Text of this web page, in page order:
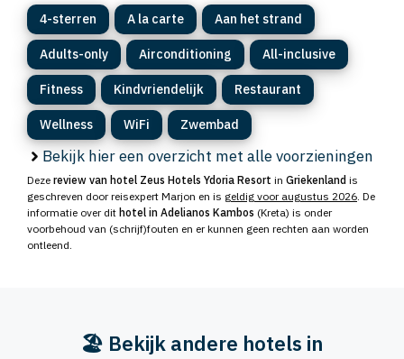
4-sterren A la carte Aan het strand
Adults-only Airconditioning All-inclusive
Fitness Kindvriendelijk Restaurant
Wellness WiFi Zwembad
Bekijk hier een overzicht met alle voorzieningen
Deze review van hotel Zeus Hotels Ydoria Resort in Griekenland is
geschreven door reisexpert Marjon en is geldig voor augustus 2026. De
informatie over dit hotel in Adelianos Kambos (Kreta) is onder
voorbehoud van (schrijf)fouten en er kunnen geen rechten aan worden
ontleend.
🏖️ Bekijk andere hotels in